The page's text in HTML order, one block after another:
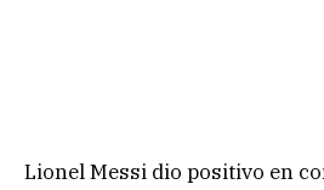
Lionel Messi dio positivo en